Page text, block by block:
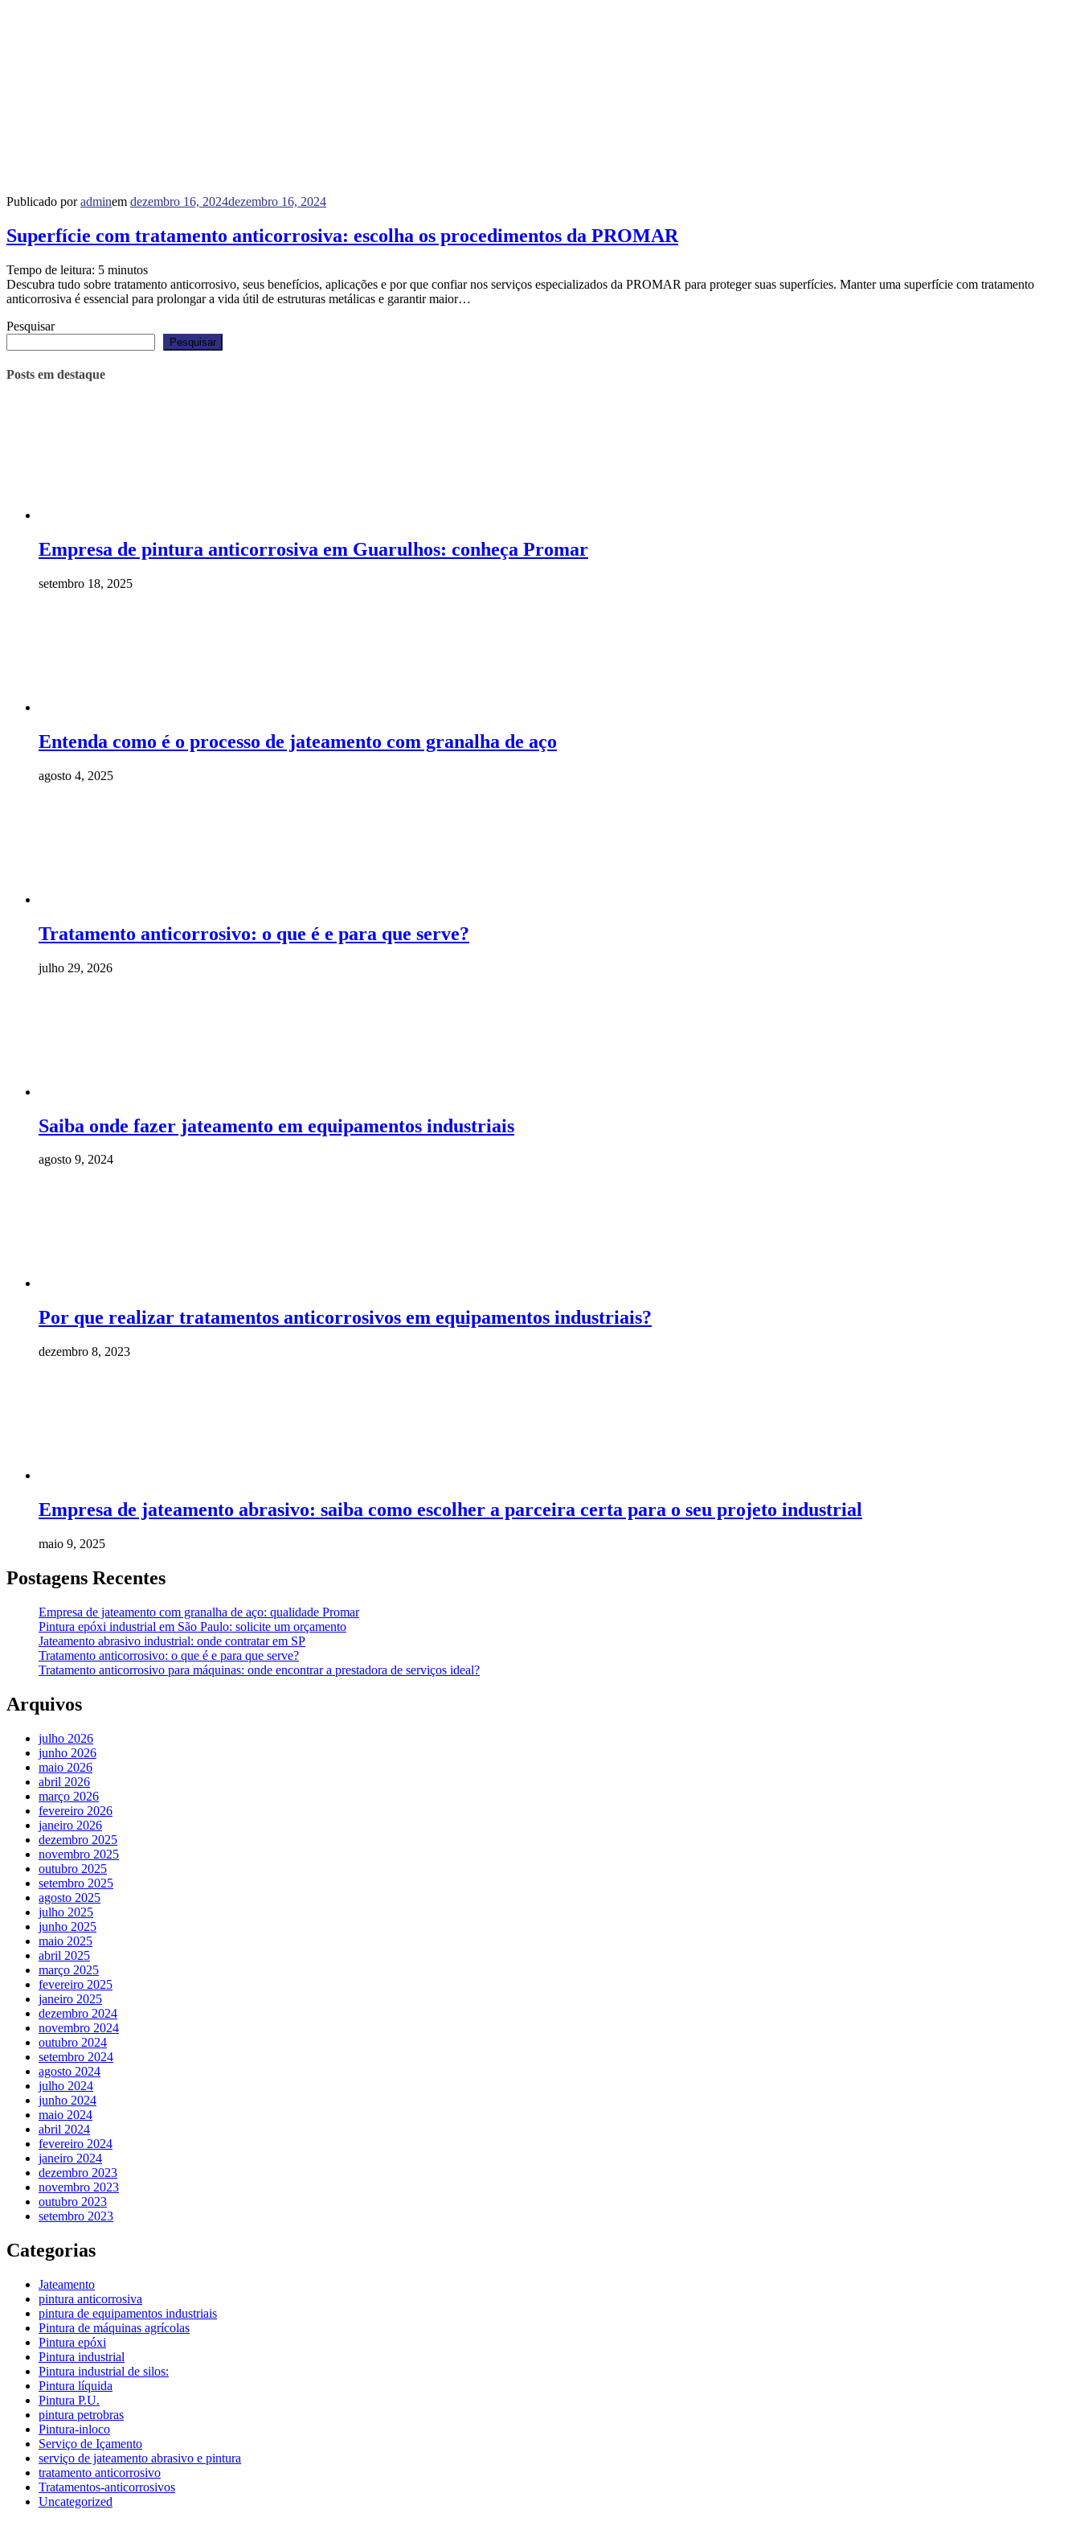
Publicado poradminem dezembro 16, 2024dezembro 16, 2024
Superfície com tratamento anticorrosiva: escolha os procedimentos da PROMAR
Tempo de leitura: 5 minutos
Descubra tudo sobre tratamento anticorrosivo, seus benefícios, aplicações e por que confiar nos serviços especializados da PROMAR para proteger suas superfícies. Manter uma superfície com tratamento
anticorrosiva é essencial para prolongar a vida útil de estruturas metálicas e garantir maior…
Pesquisar
Pesquisar
Posts em destaque
Empresa de pintura anticorrosiva em Guarulhos: conheça Promar
setembro 18, 2025
Entenda como é o processo de jateamento com granalha de aço
agosto 4, 2025
Tratamento anticorrosivo: o que é e para que serve?
julho 29, 2026
Saiba onde fazer jateamento em equipamentos industriais
agosto 9, 2024
Por que realizar tratamentos anticorrosivos em equipamentos industriais?
dezembro 8, 2023
Empresa de jateamento abrasivo: saiba como escolher a parceira certa para o seu projeto industrial
maio 9, 2025
Postagens Recentes
Empresa de jateamento com granalha de aço: qualidade Promar
Pintura epóxi industrial em São Paulo: solicite um orçamento
Jateamento abrasivo industrial: onde contratar em SP
Tratamento anticorrosivo: o que é e para que serve?
Tratamento anticorrosivo para máquinas: onde encontrar a prestadora de serviços ideal?
Arquivos
julho 2026
junho 2026
maio 2026
abril 2026
março 2026
fevereiro 2026
janeiro 2026
dezembro 2025
novembro 2025
outubro 2025
setembro 2025
agosto 2025
julho 2025
junho 2025
maio 2025
abril 2025
março 2025
fevereiro 2025
janeiro 2025
dezembro 2024
novembro 2024
outubro 2024
setembro 2024
agosto 2024
julho 2024
junho 2024
maio 2024
abril 2024
fevereiro 2024
janeiro 2024
dezembro 2023
novembro 2023
outubro 2023
setembro 2023
Categorias
Jateamento
pintura anticorrosiva
pintura de equipamentos industriais
Pintura de máquinas agrícolas
Pintura epóxi
Pintura industrial
Pintura industrial de silos:
Pintura líquida
Pintura P.U.
pintura petrobras
Pintura-inloco
Serviço de Içamento
serviço de jateamento abrasivo e pintura
tratamento anticorrosivo
Tratamentos-anticorrosivos
Uncategorized